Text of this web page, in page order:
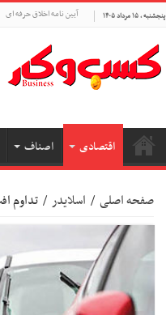
پنجشنبه , ۱۵ مرداد ۱۴۰۵ آیین نامه اخلاق حرفه ای
اقتصادی اصناف
صفحه اصلی / اسلایدر / تداوم افت